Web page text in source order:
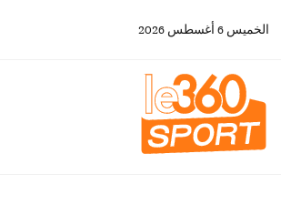
الخميس 6 أغسطس 2026